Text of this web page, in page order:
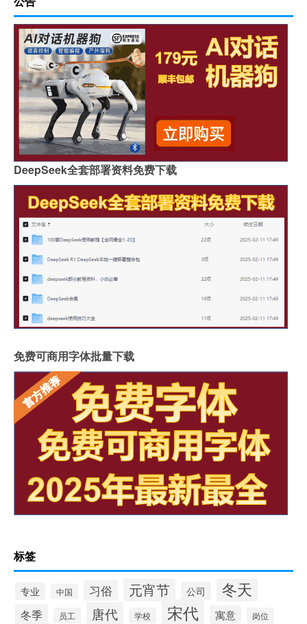
DeepSeek全套部署资料免费下载
免费可商用字体批量下载
标签
专业 中国 习俗 元宵节 公司 冬天
冬季 员工 唐代 学校 宋代 寓意 岗位